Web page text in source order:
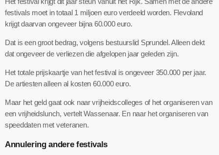
festivals moet in totaal 1 miljoen euro verdeeld worden. Flevoland
krijgt daarvan ongeveer bijna 60.000 euro.
Dat is een groot bedrag, volgens bestuurslid Sprundel. Alleen dekt
dat ongeveer de verliezen die afgelopen jaar geleden zijn.
Het totale prijskaartje van het festival is ongeveer 350.000 per jaar.
De artiesten alleen al kosten 60.000 euro.
Maar het geld gaat ook naar vrijheidscolleges of het organiseren van
een vrijheidslunch, vertelt Wassenaar. En naar het organiseren van
speeddaten met veteranen.
Annulering andere festivals